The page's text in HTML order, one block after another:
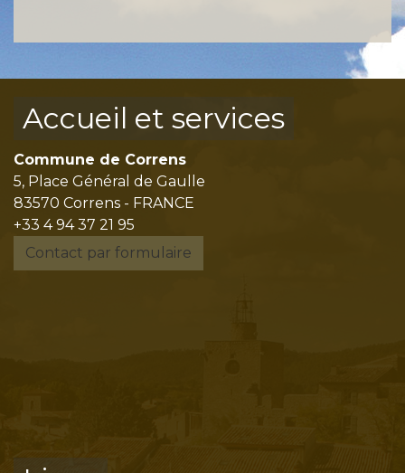
Accueil et services
Commune de Correns
5, Place Général de Gaulle
83570 Correns - FRANCE
+33 4 94 37 21 95
Contact par formulaire